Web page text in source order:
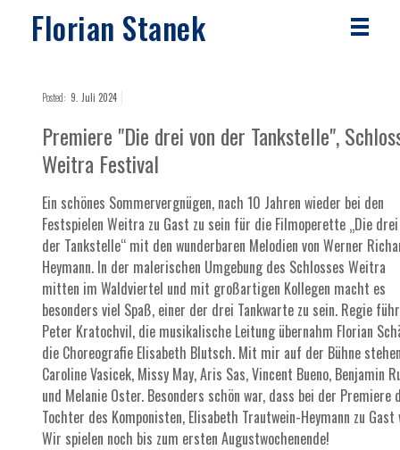
Florian Stanek
Posted: 9. Juli 2024
Premiere "Die drei von der Tankstelle",
Weitra Festival
Ein schönes Sommervergnügen, nach 10 Jahren wieder bei den
Festspielen Weitra zu Gast zu sein für die Filmoperette „Die
der Tankstelle“ mit den wunderbaren Melodien von Werner
Heymann. In der malerischen Umgebung des Schlosses Weitra
mitten im Waldviertel und mit großartigen Kollegen macht es
besonders viel Spaß, einer der drei Tankwarte zu sein. Regie
Peter Kratochvil, die musikalische Leitung übernahm Florian
die Choreografie Elisabeth Blutsch. Mit mir auf der Bühne
Caroline Vasicek, Missy May, Aris Sas, Vincent Bueno, Benjamin
und Melanie Oster. Besonders schön war, dass bei der Premiere
Tochter des Komponisten, Elisabeth Trautwein-Heymann zu Gast
Wir spielen noch bis zum ersten Augustwochenende!